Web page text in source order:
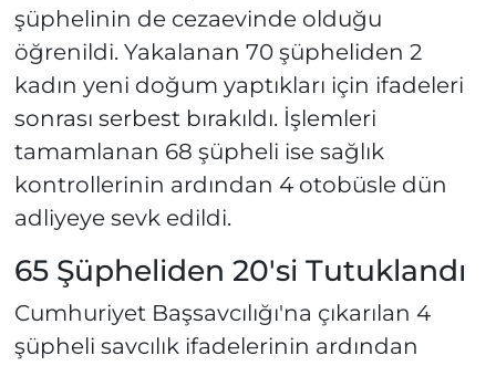
şüphelinin de cezaevinde olduğu
öğrenildi. Yakalanan 70 şüpheliden 2
kadın yeni doğum yaptıkları için ifadeleri
sonrası serbest bırakıldı. İşlemleri
tamamlanan 68 şüpheli ise sağlık
kontrollerinin ardından 4 otobüsle dün
adliyeye sevk edildi.
65 Şüpheliden 20'si Tutuklandı
Cumhuriyet Başsavcılığı'na çıkarılan 4
şüpheli savcılık ifadelerinin ardından